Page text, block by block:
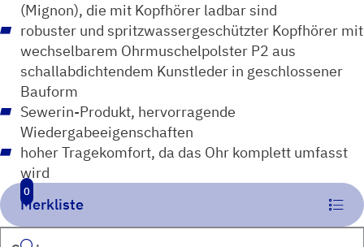
Merkliste
0
Suchen
(Mignon), die mit Kopfhörer ladbar sind
robuster und spritzwassergeschützter Kopfhörer mit
wechselbarem Ohrmuschelpolster P2 aus
schallabdichtendem Kunstleder in geschlossener
Bauform
Sewerin-Produkt, hervorragende
Wiedergabeeigenschaften
hoher Tragekomfort, da das Ohr komplett umfasst
wird